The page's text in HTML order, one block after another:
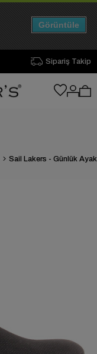
Sipariş Takip
Sail Lakers - Günlük
Görüntüle